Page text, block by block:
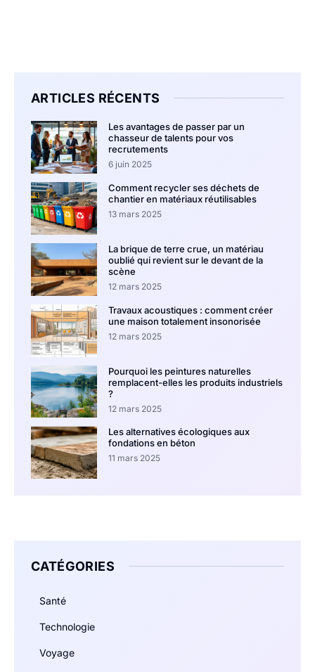
ARTICLES RÉCENTS
Les avantages de passer par un
chasseur de talents pour vos
recrutements
6 juin 2025
Comment recycler ses déchets de
chantier en matériaux réutilisables
13 mars 2025
La brique de terre crue, un matériau
oublié qui revient sur le devant de la
scène
12 mars 2025
Travaux acoustiques : comment créer
une maison totalement insonorisée
12 mars 2025
Pourquoi les peintures naturelles
remplacent-elles les produits industriels
?
12 mars 2025
Les alternatives écologiques aux
fondations en béton
11 mars 2025
CATÉGORIES
Santé
Technologie
Voyage